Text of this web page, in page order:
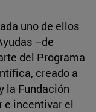
uno de ellos
–de
del Programa
creado a
la Fundación
e incentivar el